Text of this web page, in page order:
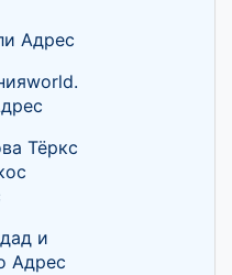
Адрес
Тёркс
и
Адрес